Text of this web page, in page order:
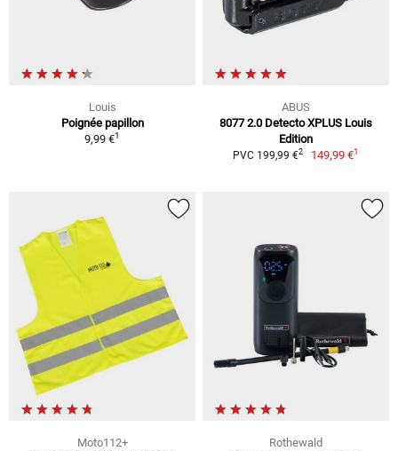
Louis
Poignée papillon
9,99 €1
ABUS
8077 2.0 Detecto XPLUS Louis
Edition
PVC 199,99 €2 149,99 €1
Moto112+
Rothewald